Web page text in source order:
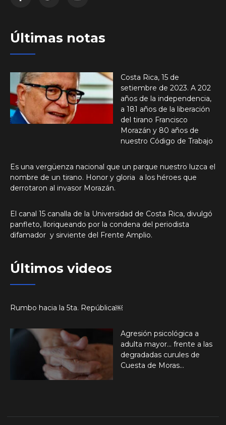
Últimas notas
Costa Rica, 15 de
setiembre de 2023. A 202
años de la independencia,
a 181 años de la liberación
del tirano Francisco
Morazán y 80 años de
nuestro Código de Trabajo
Es una vergüenza nacional que un parque nuestro luzca el
nombre de un tirano. Honor y gloria a los héroes que
derrotaron al invasor Morazán.
El canal 15 canalla de la Universidad de Costa Rica, divulgó
panfleto, lloriqueando por la condena del periodista
difamador y sirviente del Frente Amplio.
Últimos videos
Rumbo hacia la 5ta. República￼
Agresión psicológica a
adulta mayor… frente a las
degradadas curules de
Cuesta de Moras…